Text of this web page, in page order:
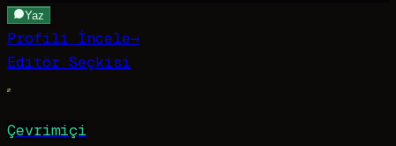
Yaz
Profili İncele→
Editör Seçkisi
Çevrimiçi